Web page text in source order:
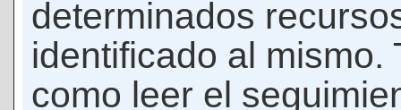
determinados
identificado al mismo.
como leer el